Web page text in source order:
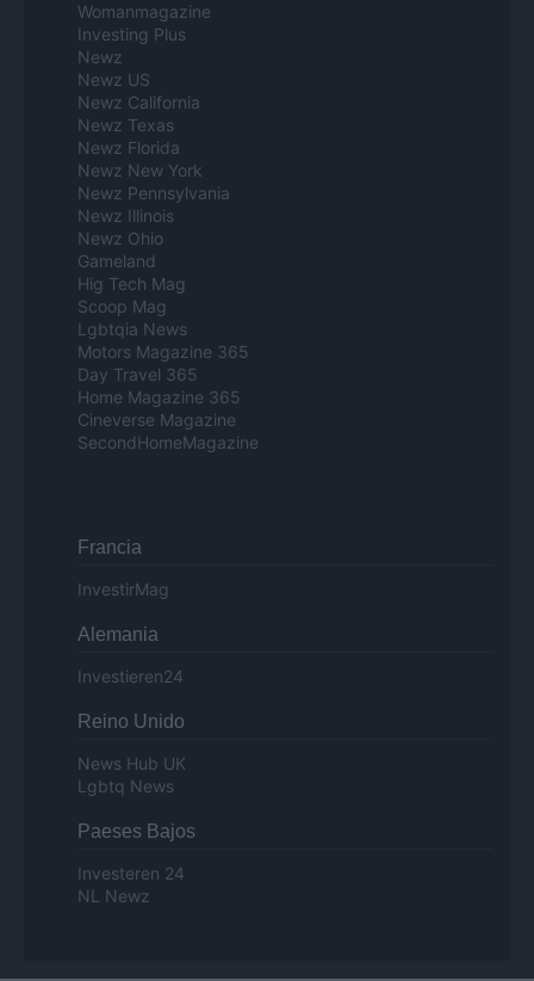
Womanmagazine
Investing Plus
Newz
Newz US
Newz California
Newz Texas
Newz Florida
Newz New York
Newz Pennsylvania
Newz Illinois
Newz Ohio
Gameland
Hig Tech Mag
Scoop Mag
Lgbtqia News
Motors Magazine 365
Day Travel 365
Home Magazine 365
Cineverse Magazine
SecondHomeMagazine
Francia
InvestirMag
Alemania
Investieren24
Reino Unido
News Hub UK
Lgbtq News
Paeses Bajos
Investeren 24
NL Newz